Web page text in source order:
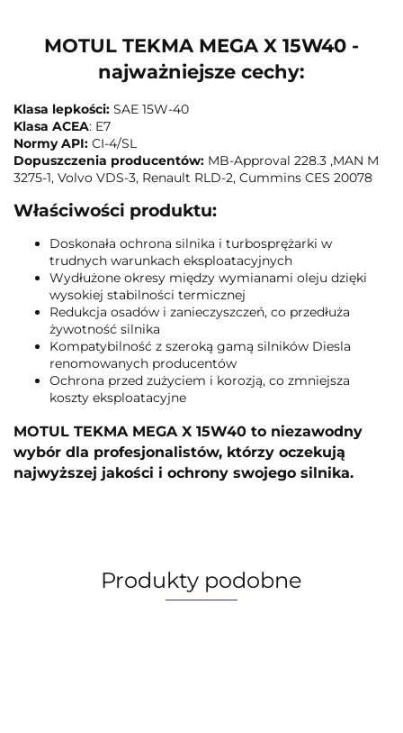
MOTUL TEKMA MEGA X 15W40 -
najważniejsze cechy:
Klasa lepkości: SAE 15W-40
Klasa ACEA: E7
Normy API: CI-4/SL
Dopuszczenia producentów: MB-Approval 228.3 ,MAN M
3275-1, Volvo VDS-3, Renault RLD-2, Cummins CES 20078
Właściwości produktu:
Doskonała ochrona silnika i turbosprężarki w
trudnych warunkach eksploatacyjnych
Wydłużone okresy między wymianami oleju dzięki
wysokiej stabilności termicznej
Redukcja osadów i zanieczyszczeń, co przedłuża
żywotność silnika
Kompatybilność z szeroką gamą silników Diesla
renomowanych producentów
Ochrona przed zużyciem i korozją, co zmniejsza
koszty eksploatacyjne
MOTUL TEKMA MEGA X 15W40 to niezawodny
wybór dla profesjonalistów, którzy oczekują
najwyższej jakości i ochrony swojego silnika.
Produkty podobne